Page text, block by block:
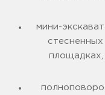
мини-
площадках,